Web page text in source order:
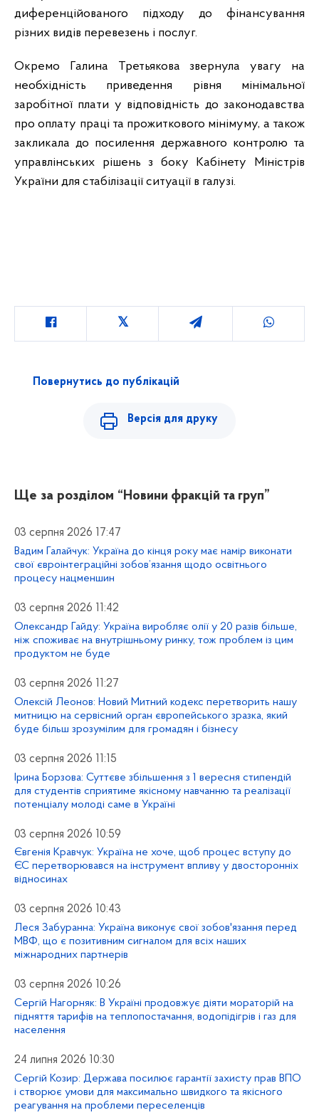
диференційованого підходу до фінансування
різних видів перевезень і послуг.
Окремо Галина Третьякова звернула увагу на
необхідність приведення рівня мінімальної
заробітної плати у відповідність до законодавства
про оплату праці та прожиткового мінімуму, а також
закликала до посилення державного контролю та
управлінських рішень з боку Кабінету Міністрів
України для стабілізації ситуації в галузі.
Повернутись до публікацій
Версія для друку
Ще за розділом “Новини фракцій та груп”
03 серпня 2026 17:47
Вадим Галайчук: Україна до кінця року має намір виконати
свої євроінтеграційні зобов’язання щодо освітнього
процесу нацменшин
03 серпня 2026 11:42
Олександр Гайду: Україна виробляє олії у 20 разів більше,
ніж споживає на внутрішньому ринку, тож проблем із цим
продуктом не буде
03 серпня 2026 11:27
Олексій Леонов: Новий Митний кодекс перетворить нашу
митницю на сервісний орган європейського зразка, який
буде більш зрозумілим для громадян і бізнесу
03 серпня 2026 11:15
Ірина Борзова: Суттєве збільшення з 1 вересня стипендій
для студентів сприятиме якісному навчанню та реалізації
потенціалу молоді саме в Україні
03 серпня 2026 10:59
Євгенія Кравчук: Україна не хоче, щоб процес вступу до
ЄС перетворювався на інструмент впливу у двосторонніх
відносинах
03 серпня 2026 10:43
Леся Забуранна: Україна виконує свої зобов'язання перед
МВФ, що є позитивним сигналом для всіх наших
міжнародних партнерів
03 серпня 2026 10:26
Сергій Нагорняк: В Україні продовжує діяти мораторій на
підняття тарифів на теплопостачання, водопідігрів і газ для
населення
24 липня 2026 10:30
Сергій Козир: Держава посилює гарантії захисту прав ВПО
і створює умови для максимально швидкого та якісного
реагування на проблеми переселенців